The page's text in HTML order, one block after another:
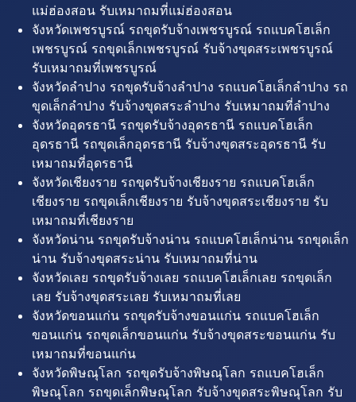
แม่ฮ่องสอน รับเหมาถมที่แม่ฮ่องสอน
จังหวัดเพชรบูรณ์ รถขุดรับจ้างเพชรบูรณ์ รถแบคโฮเล็ก
เพชรบูรณ์ รถขุดเล็กเพชรบูรณ์ รับจ้างขุดสระเพชรบูรณ์
รับเหมาถมที่เพชรบูรณ์
จังหวัดลำปาง รถขุดรับจ้างลำปาง รถแบคโฮเล็กลำปาง รถ
ขุดเล็กลำปาง รับจ้างขุดสระลำปาง รับเหมาถมที่ลำปาง
จังหวัดอุดรธานี รถขุดรับจ้างอุดรธานี รถแบคโฮเล็ก
อุดรธานี รถขุดเล็กอุดรธานี รับจ้างขุดสระอุดรธานี รับ
เหมาถมที่อุดรธานี
จังหวัดเชียงราย รถขุดรับจ้างเชียงราย รถแบคโฮเล็ก
เชียงราย รถขุดเล็กเชียงราย รับจ้างขุดสระเชียงราย รับ
เหมาถมที่เชียงราย
จังหวัดน่าน รถขุดรับจ้างน่าน รถแบคโฮเล็กน่าน รถขุดเล็ก
น่าน รับจ้างขุดสระน่าน รับเหมาถมที่น่าน
จังหวัดเลย รถขุดรับจ้างเลย รถแบคโฮเล็กเลย รถขุดเล็ก
เลย รับจ้างขุดสระเลย รับเหมาถมที่เลย
จังหวัดขอนแก่น รถขุดรับจ้างขอนแก่น รถแบคโฮเล็ก
ขอนแก่น รถขุดเล็กขอนแก่น รับจ้างขุดสระขอนแก่น รับ
เหมาถมที่ขอนแก่น
จังหวัดพิษณุโลก รถขุดรับจ้างพิษณุโลก รถแบคโฮเล็ก
พิษณุโลก รถขุดเล็กพิษณุโลก รับจ้างขุดสระพิษณุโลก รับ